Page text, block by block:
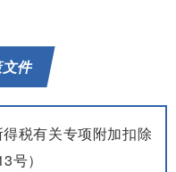
件
税有关专项附加扣除
号）